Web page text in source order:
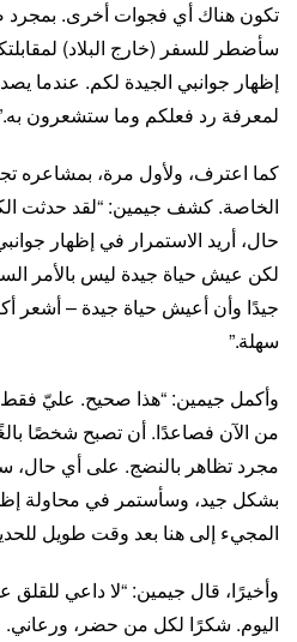
تكون هناك أي فجوات أخرى. بمجرد
سأضطر للسفر (خارج البلاد)
إظهار جوانبي الجيدة لكم. عندما
لمعرفة رد فعلكم وما ستشعرون
كما اعترف، ولأول مرة، بمشاعره
الخاصة. كشف جيمين: “لقد حدثت
حال، أريد الاستمرار في إظهار
لكن عيش حياة جيدة ليس بالأمر
جيدًا وأن أعيش حياة جيدة – أشعر
سهلة.”
وأكمل جيمين: “هذا صحيح. عليّ
من الآن فصاعدًا. أن تصبح شخصًا
مجرد تظاهر بالنضج. على أي حال،
بشكل جيد، وسأستمر في محاولة
المجيء إلى هنا بعد وقت طويل
وأخيرًا، قال جيمين: “لا داعي
اليوم. شكرًا لكل من حضر، ورعاني.